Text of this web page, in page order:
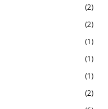
2
2
1
1
1
2